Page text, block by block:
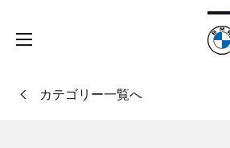
カテゴリー一覧へ